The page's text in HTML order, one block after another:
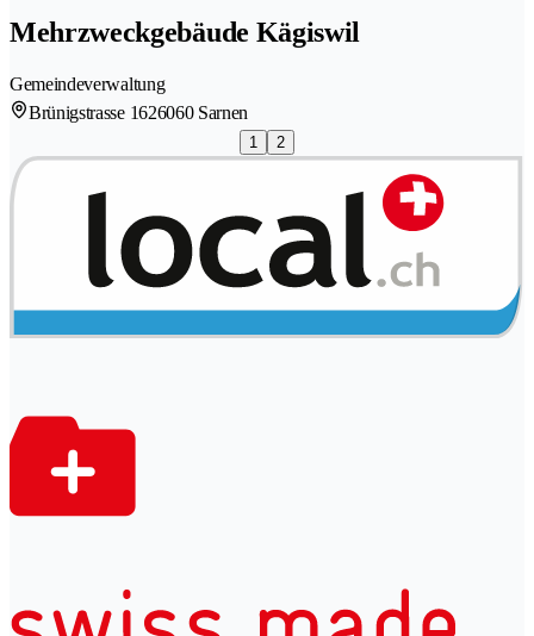
Mehrzweckgebäude Kägiswil
Gemeindeverwaltung
Brünigstrasse 1626060 Sarnen
1 2